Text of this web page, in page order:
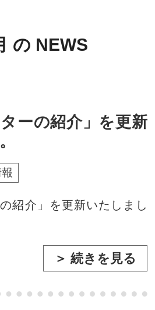
の NEWS
ーの紹介」を更新
紹介」を更新いたしまし
＞ 続きを見る